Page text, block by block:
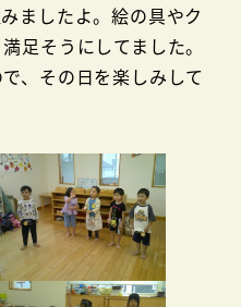
ましたよ。絵の具やク
足そうにしてました。
、その日を楽しみして